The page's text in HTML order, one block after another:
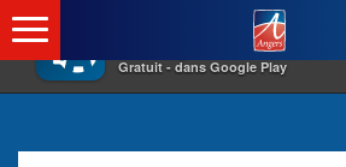
×
Gratuit - dans Google Play